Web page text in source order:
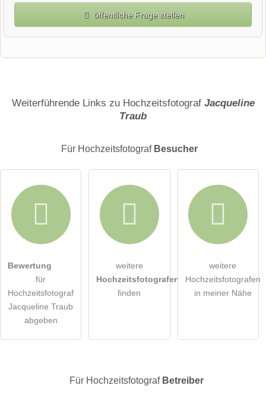
öffentliche Frage stellen
E-Mail-Adresse (wird nicht veröffentlicht)
Die Datenschutzerklärung habe ich zur Kenntnis genommen.
öffentliche Frage stellen
Hinweis:Bitte beachten Sie, öffentliche Fragen sindfür alle
Hochzeitsfotograf-Eintrag zu stellen.
Weiterführende Links zu Hochzeitsfotograf Jacqueline
Traub
Für Hochzeitsfotograf Besucher
Bewertung
für
Hochzeitsfotograf
Jacqueline Traub
abgeben
weitere
Hochzeitsfotografen
finden
weitere
Hochzeitsfotografen
in meiner Nähe
Für Hochzeitsfotograf Betreiber